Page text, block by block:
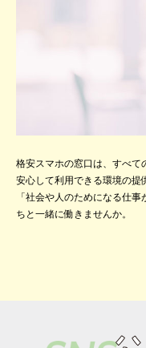
格安スマホの窓口は、すべて
安心して利用できる環境の提
「社会や人のためになる仕
ちと一緒に働きませんか。